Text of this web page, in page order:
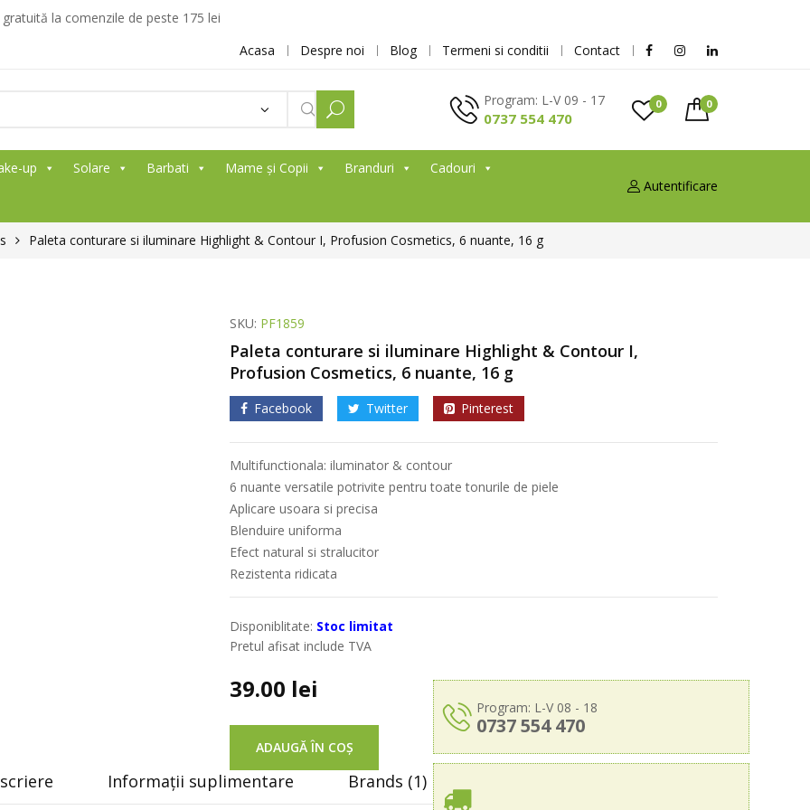
la comenzile de peste 175 lei
Acasa
Despre noi Blog Termeni si conditii Contact
Program: L-V 09 - 17
0737 554 470
0 0
up Solare Barbati Mame și Copii Branduri
Cadouri
Autentificare
Paleta conturare si iluminare Highlight & Contour I, Profusion Cosmetics, 6 nuante, 16 g
SKU: PF1859
Paleta conturare si iluminare Highlight & Contour I,
Profusion Cosmetics, 6 nuante, 16 g
Facebook Twitter Pinterest
Multifunctionala: iluminator & contour
6 nuante versatile potrivite pentru toate tonurile de piele
Aplicare usoara si precisa
Blenduire uniforma
Efect natural si stralucitor
Rezistenta ridicata
Disponiblitate: Stoc limitat
Pretul afisat include TVA
Program: L-V 08 - 18
0737 554 470
39.00 lei
ADAUGĂ ÎN COȘ
Informații suplimentare Brands (1)